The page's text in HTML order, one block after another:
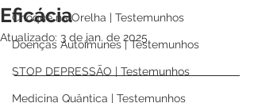
Choque na Orelha | Testemunhos
Doenças Autoimunes | Testemunhos
STOP DEPRESSÃO | Testemunhos
Medicina Quântica | Testemunhos
Eficácia
Atualizado: 3 de jan. de 2025